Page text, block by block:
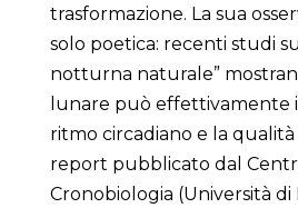
trasformazione. La sua
solo poetica: recenti studi
notturna naturale”
lunare può effettivamente
ritmo circadiano e la
report pubblicato dal
Cronobiologia (Università di